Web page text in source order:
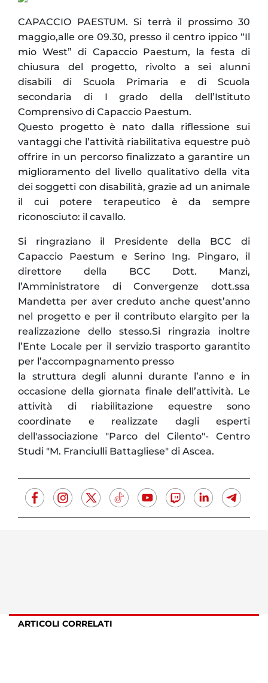
CAPACCIO PAESTUM. Si terrà il prossimo 30
maggio,alle ore 09.30, presso il centro ippico “Il
mio West” di Capaccio Paestum, la festa di
chiusura del progetto, rivolto a sei alunni
disabili di Scuola Primaria e di Scuola
secondaria di I grado della dell’Istituto
Comprensivo di Capaccio Paestum.
Questo progetto è nato dalla riflessione sui
vantaggi che l’attività riabilitativa equestre può
offrire in un percorso finalizzato a garantire un
miglioramento del livello qualitativo della vita
dei soggetti con disabilità, grazie ad un animale
il cui potere terapeutico è da sempre
riconosciuto: il cavallo.
Si ringraziano il Presidente della BCC di
Capaccio Paestum e Serino Ing. Pingaro, il
direttore della BCC Dott. Manzi,
l’Amministratore di Convergenze dott.ssa
Mandetta per aver creduto anche quest’anno
nel progetto e per il contributo elargito per la
realizzazione dello stesso.Si ringrazia inoltre
l’Ente Locale per il servizio trasporto garantito
per l’accompagnamento presso
la struttura degli alunni durante l’anno e in
occasione della giornata finale dell’attività. Le
attività di riabilitazione equestre sono
coordinate e realizzate dagli esperti
dell'associazione "Parco del Cilento"- Centro
Studi "M. Franciulli Battagliese" di Ascea.
ARTICOLI CORRELATI